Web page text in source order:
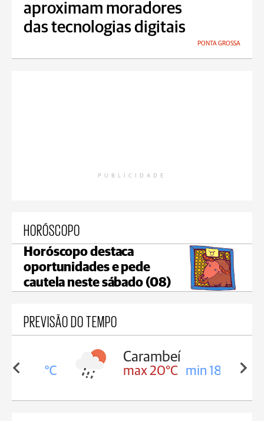
aproximam moradores
das tecnologias digitais
PONTA GROSSA
PUBLICIDADE
HORÓSCOPO
Horóscopo destaca
oportunidades e pede
cautela neste sábado (08)
PREVISÃO DO TEMPO
18°C
Carambeí
max 20°C min 18°C